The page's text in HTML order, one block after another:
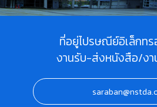
ที่อยู่ไปรษณีย์อิเล็กท
งานรับ-ส่งหนังสือ/ง